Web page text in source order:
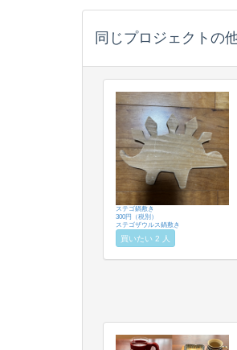
同じプロジェクトの
ステゴ鍋敷き
300円（税別）
ステゴザウルス鍋敷き
買いたい 2 人